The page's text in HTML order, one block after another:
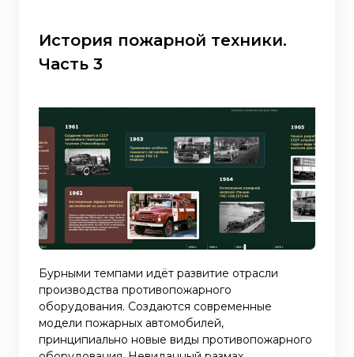
История пожарной техники.
Часть 3
Бурными темпами идёт развитие отрасли
производства противопожарного
оборудования. Создаются современные
модели пожарных автомобилей,
принципиально новые виды противопожарного